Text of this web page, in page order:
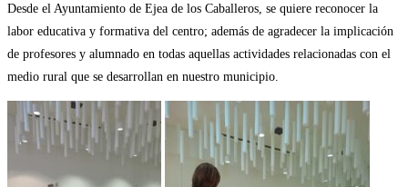
Desde el Ayuntamiento de Ejea de los Caballeros, se quiere reconocer la
labor educativa y formativa del centro; además de agradecer la implicación
de profesores y alumnado en todas aquellas actividades relacionadas con el
medio rural que se desarrollan en nuestro municipio.